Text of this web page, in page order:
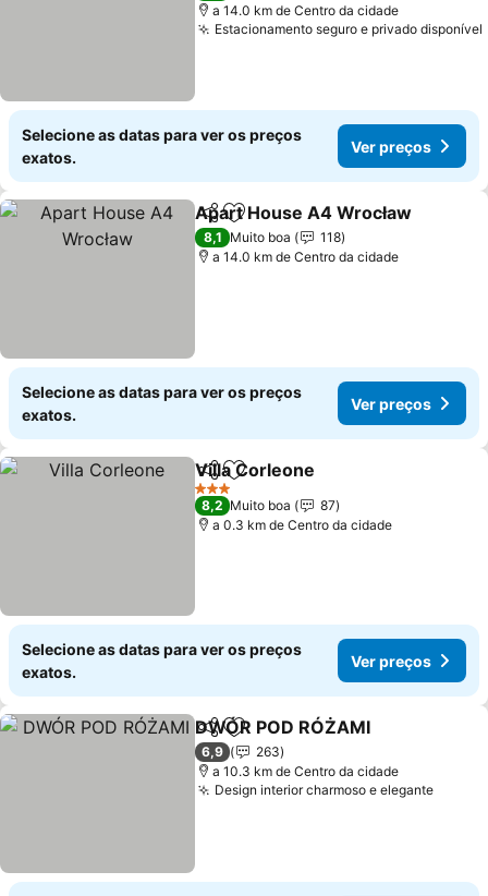
a 14.0 km de Centro da cidade
Estacionamento seguro e privado disponível
Selecione as datas para ver os preços
exatos.
Ver preços
PartilharAdicionar aos favoritos
Apart House A4 Wrocław
8,1 Muito boa
118
a 14.0 km de Centro da cidade
Selecione as datas para ver os preços
exatos.
Ver preços
PartilharAdicionar aos favoritos
Villa Corleone
3 Estrelas
8,2 Muito boa
87
a 0.3 km de Centro da cidade
Selecione as datas para ver os preços
exatos.
Ver preços
PartilharAdicionar aos favoritos
DWÓR POD RÓŻAMI
6,9
263
a 10.3 km de Centro da cidade
Design interior charmoso e elegante